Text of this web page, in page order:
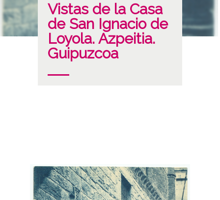
Vistas de la Casa
de San Ignacio de
Loyola. Azpeitia.
Guipuzcoa